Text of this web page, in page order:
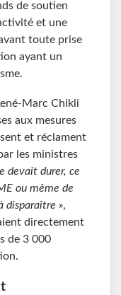
de soutien
et une
toute prise
ayant un
Marc Chikli
aux mesures
et réclament
les ministres
devait durer, ce
ou même de
disparaître »,
directement
de 3 000